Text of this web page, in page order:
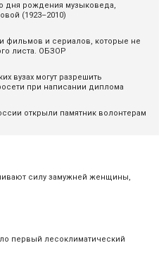
силу замужней женщины,
первый лесоклиматический
дня рождения музыковеда,
(1923–2010)
фильмов и сериалов, которые не
листа. ОБЗОР
вузах могут разрешить
при написании диплома
открыли памятник волонтерам